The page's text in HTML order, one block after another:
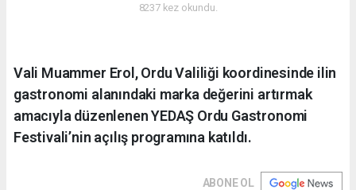
8237 kez okundu.
Vali Muammer Erol, Ordu Valiliği koordinesinde ilin
gastronomi alanındaki marka değerini artırmak
amacıyla düzenlenen YEDAŞ Ordu Gastronomi
Festivali’nin açılış programına katıldı.
ABONE OL